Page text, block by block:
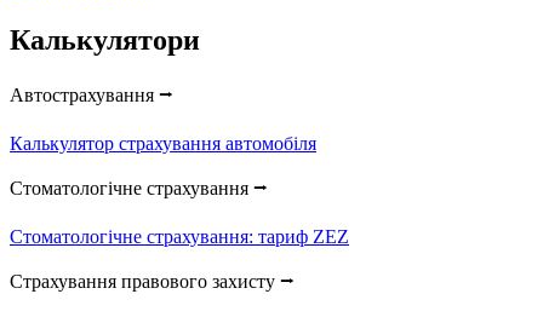
Калькулятори
Автострахування ⭢
Калькулятор страхування автомобіля
Стоматологічне страхування ⭢
Стоматологічне страхування: тариф ZEZ
Страхування правового захисту ⭢